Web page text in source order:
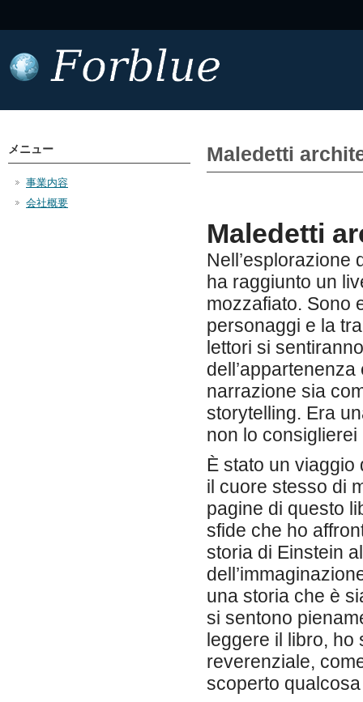
Maledetti
Maledetti
Nell’esplorazione
ha raggiunto un
mozzafiato. Sono
personaggi e la
lettori si
narrazione sia
storytelling. Era
non lo
È stato un
il cuore stesso di
pagine di questo
sfide che ho
storia di Einstein
una storia che è
si sentono
leggere il libro, ho
reverenziale,
scoperto
メニュー
事業内容
会社概要